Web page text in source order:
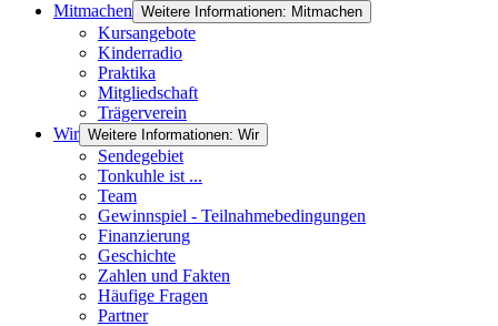
Mitmachen Weitere Informationen: Mitmachen
Kursangebote
Kinderradio
Praktika
Mitgliedschaft
Trägerverein
Wir Weitere Informationen: Wir
Sendegebiet
Tonkuhle ist ...
Team
Gewinnspiel - Teilnahmebedingungen
Finanzierung
Geschichte
Zahlen und Fakten
Häufige Fragen
Partner